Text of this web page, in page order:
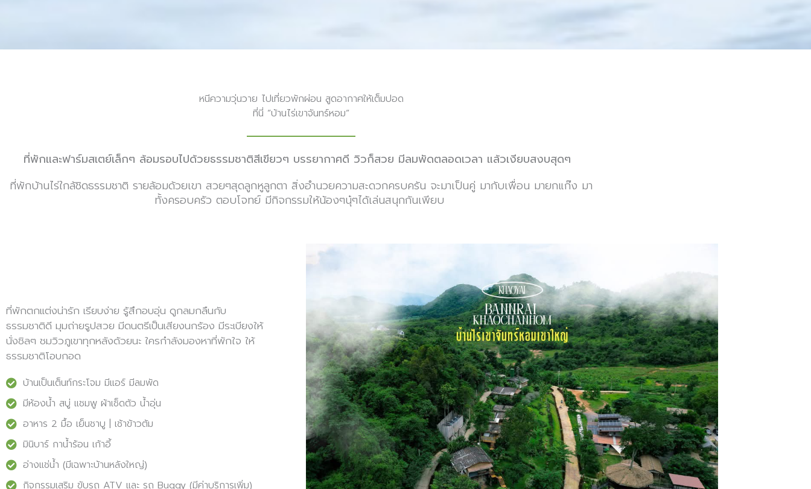
หนีความวุ่นวาย ไปเที่ยวพักผ่อน สูดอากาศให้เต็มปอด
ที่นี่ ”บ้านไร่เขาจันทร์หอม”
ที่พักและฟาร์มสเตย์เล็กๆ ล้อมรอบไปด้วยธรรมชาติสีเขียวๆ บรรยากาศดี วิวก็สวย มีลมพัดตลอดเวลา แล้วเงียบสงบสุดๆ
ที่พักบ้านไร่ใกล้ชิดธรรมชาติ รายล้อมด้วยเขา สวยๆสุดลูกหูลูกตา สิ่งอำนวยความสะดวกครบครัน จะมาเป็นคู่ มากับเพื่อน มายกแก๊ง มา
ทั้งครอบครัว ตอบโจทย์ มีกิจกรรมให้น้องๆนุ๋ๆได้เล่นสนุกกันเพียบ
ที่พักตกแต่งน่ารัก เรียบง่าย รู้สึกอบอุ่น ดูกลมกลืนกับ
ธรรมชาติดี มุมถ่ายรูปสวย มีดนตรีเป็นเสียงนกร้อง มีระเบียงให้
นั่งชิลๆ ชมวิวภูเขาทุกหลังด้วยนะ ใครกำลังมองหาที่พักใจ ให้
ธรรมชาติโอบกอด
บ้านเป็นเต็นท์กระโจม มีแอร์ มีลมพัด
มีห้องน้ำ สบู่ แชมพู ผ้าเช็ดตัว น้ำอุ่น
อาหาร 2 มื้อ เย็นชาบู | เช้าข้าวต้ม
มินิบาร์ กาน้ำร้อน เก้าอี้
อ่างแช่น้ำ (มีเฉพาะบ้านหลังใหญ่)
กิจกรรมเสริม ขับรถ ATV และ รถ Buggy (มีค่าบริการเพิ่ม)